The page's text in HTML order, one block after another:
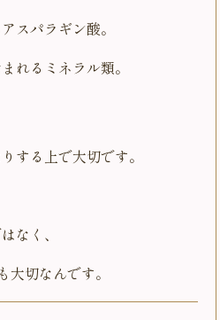
スパラギン酸。
れるミネラル類。
する上で大切です。
なく、
大切なんです。